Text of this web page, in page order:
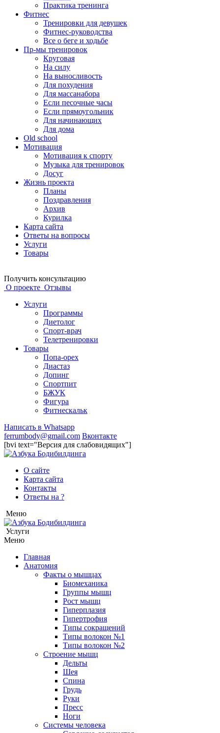
Практика тренинга
Фитнес
Тренировки для девушек
Фитнес-руководства
Все о беге и ходьбе
Пр-мы тренировок
Круговая
На силу
На выносливость
Для похудения
Для массанабора
Если песочные часы
Если прямоугольник
Для начинающих
Для дома
Old school
Мотивация
Мотивация к спорту
Музыка для тренировок
Досуг
Жизнь проекта
Планы
Поздравления
Архив
Курилка
Карта сайта
Ответы на вопросы
Услуги
Товары
Получить консультацию
О проекте Отзывы
Услуги
Программы
Диетолог
Спорт-врач
Телетренировки
Товары
Попа-орех
Диастаз
Допинг
Спортпит
БЖУК
Фигура
Фитнескальк
Написать в Whatsapp
ferrumbody@gmail.com Вконтакте
[bvi text="Версия для слабовидящих"]
О сайте
Карта сайта
Контакты
Ответы на ?
Меню
Услуги
Меню
Главная
Анатомия
Факты о мышцах
Биомеханика
Группы мышц
Рост мышц
Гиперплазия
Гипертрофия
Типы сокращений
Типы волокон №1
Типы волокон №2
Строение мышц
Дельты
Шея
Спина
Грудь
Руки
Пресс
Ноги
Системы человека